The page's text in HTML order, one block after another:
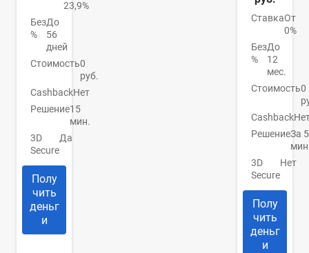
23,9%
Без
%
До
56
дней
Стоимость0
руб.
CashbackНет
Решение15
мин.
3D
Secure
Да
Полу
чить
деньг
и
СтавкаОт
0%
Без
%
До
12
мес.
Стоимость0
Cashback
РешениеЗа 5
3D
Secure
Нет
Полу
чить
деньг
и